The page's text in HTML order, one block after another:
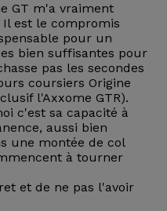
GT m'a vraiment
est le compromis
pour un
bien suffisantes pour
pas les secondes
coursiers Origine
l'Axxome GTR).
c'est sa capacité à
aussi bien
une montée de col
à tourner
et de ne pas l'avoir